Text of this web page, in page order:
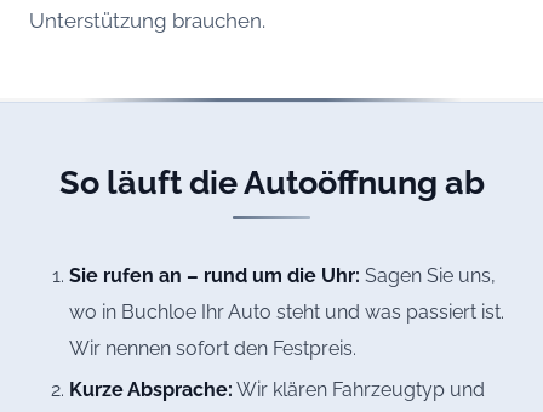
Unterstützung brauchen.
So läuft die Autoöffnung ab
Sie rufen an – rund um die Uhr: Sagen Sie uns,
wo in Buchloe Ihr Auto steht und was passiert ist.
Wir nennen sofort den Festpreis.
Kurze Absprache: Wir klären Fahrzeugtyp und